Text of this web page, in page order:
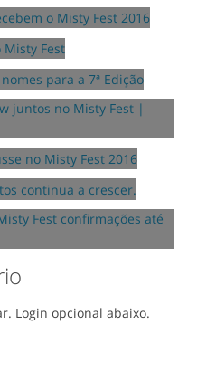
para a 7ª
juntos no Misty Fest |
no Misty Fest
continua a
Fest confirmações
Login opcional abaixo.